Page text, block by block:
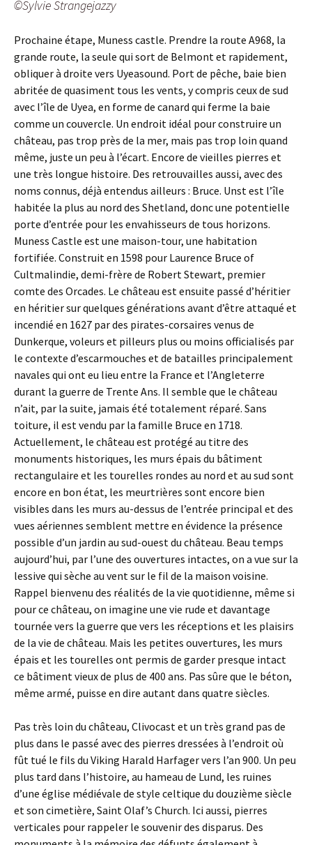
©Sylvie Strangejazzy
Prochaine étape, Muness castle. Prendre la route A968, la
grande route, la seule qui sort de Belmont et rapidement,
obliquer à droite vers Uyeasound. Port de pêche, baie bien
abritée de quasiment tous les vents, y compris ceux de sud
avec l’île de Uyea, en forme de canard qui ferme la baie
comme un couvercle. Un endroit idéal pour construire un
château, pas trop près de la mer, mais pas trop loin quand
même, juste un peu à l’écart. Encore de vieilles pierres et
une très longue histoire. Des retrouvailles aussi, avec des
noms connus, déjà entendus ailleurs : Bruce. Unst est l’île
habitée la plus au nord des Shetland, donc une potentielle
porte d’entrée pour les envahisseurs de tous horizons.
Muness Castle est une maison-tour, une habitation
fortifiée. Construit en 1598 pour Laurence Bruce of
Cultmalindie, demi-frère de Robert Stewart, premier
comte des Orcades. Le château est ensuite passé d’héritier
en héritier sur quelques générations avant d’être attaqué et
incendié en 1627 par des pirates-corsaires venus de
Dunkerque, voleurs et pilleurs plus ou moins officialisés par
le contexte d’escarmouches et de batailles principalement
navales qui ont eu lieu entre la France et l’Angleterre
durant la guerre de Trente Ans. Il semble que le château
n’ait, par la suite, jamais été totalement réparé. Sans
toiture, il est vendu par la famille Bruce en 1718.
Actuellement, le château est protégé au titre des
monuments historiques, les murs épais du bâtiment
rectangulaire et les tourelles rondes au nord et au sud sont
encore en bon état, les meurtrières sont encore bien
visibles dans les murs au-dessus de l’entrée principal et des
vues aériennes semblent mettre en évidence la présence
possible d’un jardin au sud-ouest du château. Beau temps
aujourd’hui, par l’une des ouvertures intactes, on a vue sur la
lessive qui sèche au vent sur le fil de la maison voisine.
Rappel bienvenu des réalités de la vie quotidienne, même si
pour ce château, on imagine une vie rude et davantage
tournée vers la guerre que vers les réceptions et les plaisirs
de la vie de château. Mais les petites ouvertures, les murs
épais et les tourelles ont permis de garder presque intact
ce bâtiment vieux de plus de 400 ans. Pas sûre que le béton,
même armé, puisse en dire autant dans quatre siècles.
Pas très loin du château, Clivocast et un très grand pas de
plus dans le passé avec des pierres dressées à l’endroit où
fût tué le fils du Viking Harald Harfager vers l’an 900. Un peu
plus tard dans l’histoire, au hameau de Lund, les ruines
d’une église médiévale de style celtique du douzième siècle
et son cimetière, Saint Olaf’s Church. Ici aussi, pierres
verticales pour rappeler le souvenir des disparus. Des